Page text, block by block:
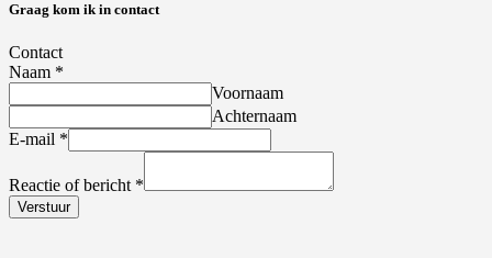
Graag kom ik in contact
Contact
Naam *
Voornaam
Achternaam
E-mail *
Reactie of bericht *
Verstuur